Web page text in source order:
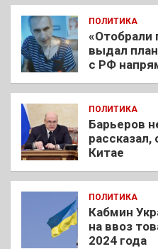
ПОЛИТИКА
«Отобрали
выдал
с РФ
ПОЛИТИКА
Барьеров
Китае
ПОЛИТИКА
Кабмин
на ввоз
2024 года